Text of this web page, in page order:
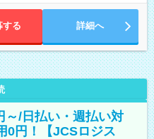
する 詳細へ
/日払い・週払い対
0円！【JCSロジス